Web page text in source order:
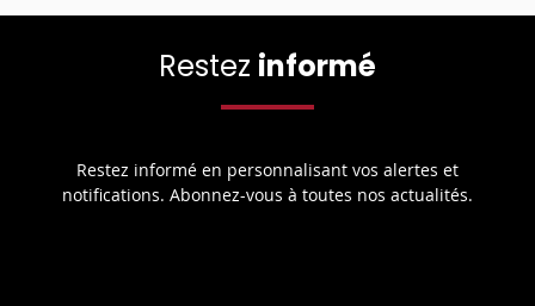
Restez informé
Restez informé en personnalisant vos alertes et
notifications. Abonnez-vous à toutes nos actualités.